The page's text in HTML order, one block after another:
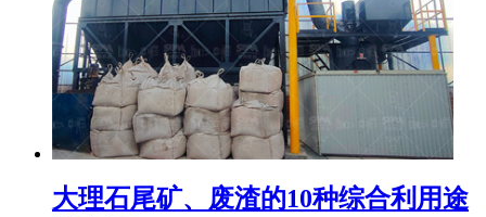
大理石尾矿、废渣的10种综合利用途